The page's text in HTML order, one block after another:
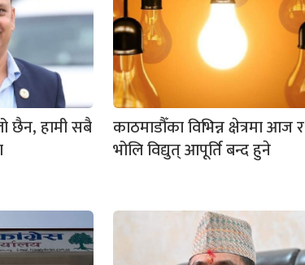
छैन, हामी सबै
काठमाडौँका विभिन्न क्षेत्रमा आज र
भोलि विद्युत् आपूर्ति बन्द हुने